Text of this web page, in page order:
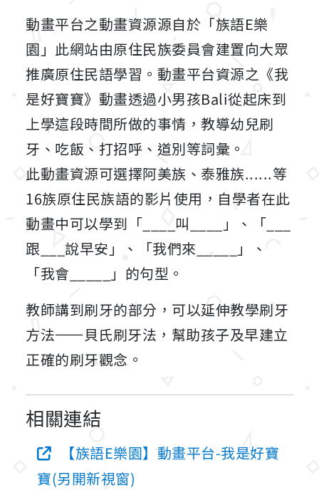
動畫平台之動畫資源源自於「族語E樂
園」此網站由原住民族委員會建置向大眾
推廣原住民語學習。動畫平台資源之《我
是好寶寶》動畫透過小男孩Bali從起床到
上學這段時間所做的事情，教導幼兒刷
牙、吃飯、打招呼、道別等詞彙。
此動畫資源可選擇阿美族、泰雅族......等
16族原住民族語的影片使用，自學者在此
動畫中可以學到「____叫____」、「___
跟___說早安」、「我們來_____」、
「我會_____」的句型。
教師講到刷牙的部分，可以延伸教學刷牙
方法——貝氏刷牙法，幫助孩子及早建立
正確的刷牙觀念。
相關連結
【族語E樂園】動畫平台-我是好寶
寶(另開新視窗)